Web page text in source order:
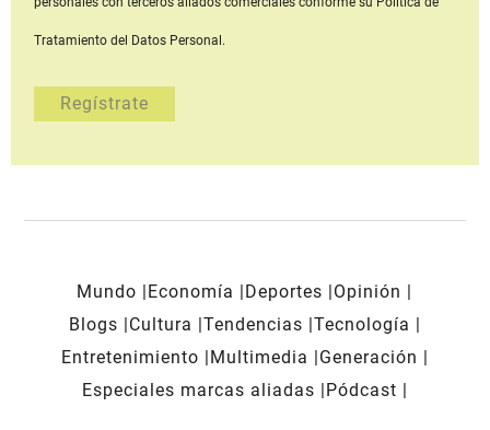
Tratamiento del Datos Personal.
Mundo Economía Deportes
Opinión
Blogs
Cultura Tendencias Tecnología
Entretenimiento
Multimedia
Generación
Especiales marcas aliadas
Pódcast